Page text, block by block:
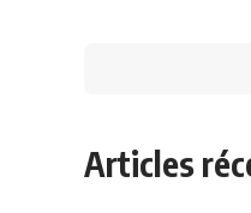
Articles